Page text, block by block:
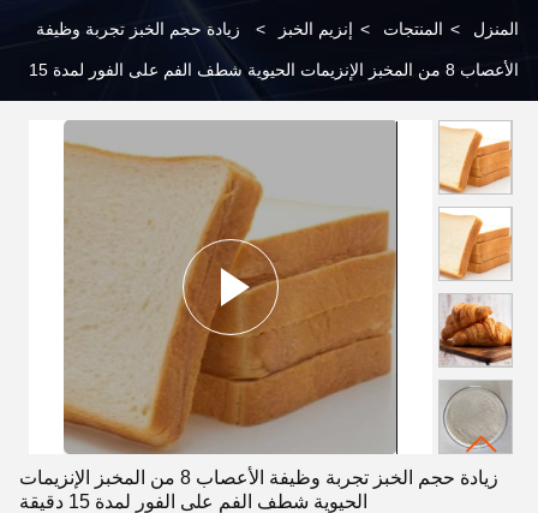
المنزل > المنتجات > إنزيم الخبز > زيادة حجم الخبز تجربة وظيفة
الأعصاب 8 من المخبز الإنزيمات الحيوية شطف الفم على الفور لمدة 15
زيادة حجم الخبز تجربة وظيفة الأعصاب 8 من المخبز الإنزيمات
الحيوية شطف الفم على الفور لمدة 15 دقيقة